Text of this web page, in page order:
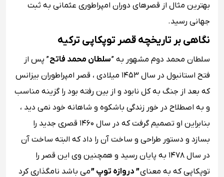
بهترین مثال از قصرهای دوران امپراطوری عثمانی به ثبت
جهانی رسید.
نگاهی بر تاریخچه قصر توپکاپی ترکیه
سلطان محمد دوم مشهور به ”سلطان محمد فاتح” پس از
فتح استانبول در سال ۱۴۵۳ میلادی ، قصر امپراطوران بیزانس
که بعد از جنگ به کل نابود و از بین رفته بود را گزینه مناسب
و به اصطلاح در خور زندگی باشکوه و شاهانه‌ خود نمی دید ،
بنابراین او تصمیم گرفت که در سال ۱۴۶۰ قصری جدید را
بسازد و دستور طراحی و ساخت آن را داد که البته ساخت آن
در سال ۱۴۷۸ به پایان رسید و همچنین وی این قصر را
توپکاپی که به معنای” دروازه توپ ”می باشد نامگذاری کرد